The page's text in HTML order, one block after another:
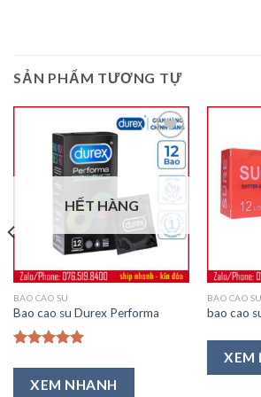
SẢN PHẨM TƯƠNG TỰ
Thêm
vào
Thích
HẾT HÀNG
BAO CAO SU
Bao cao su Durex Performa
hạng5.00
5 sao
XEM NHANH
BAO CAO SU
bao cao
XEM